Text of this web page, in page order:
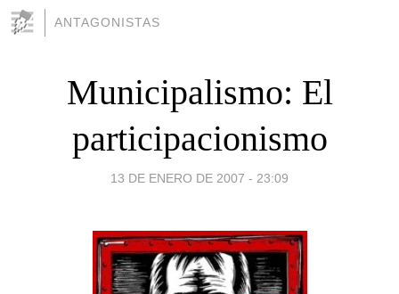
ANTAGONISTAS
Municipalismo: El
participacionismo
13 DE ENERO DE 2007 - 23:09